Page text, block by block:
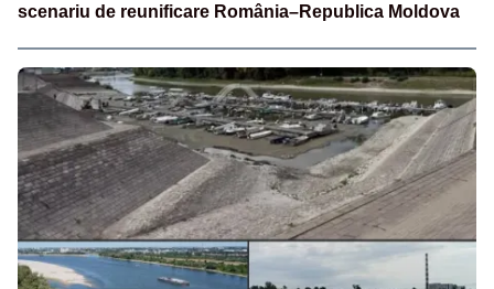
scenariu de reunificare România–Republica Moldova